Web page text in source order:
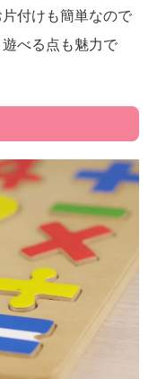
付けも簡単なので
べる点も魅力で